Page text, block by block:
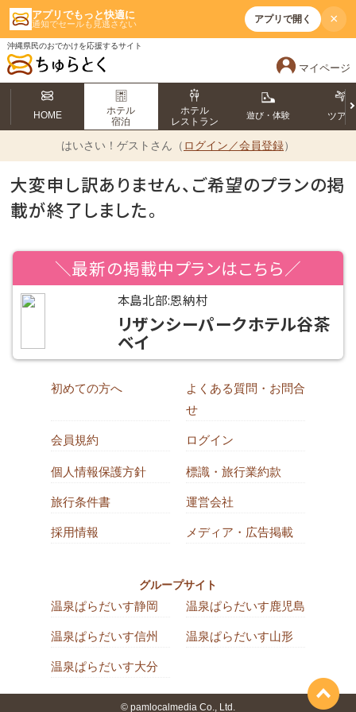
アプリでもっと快適に
通知でセールも見逃さない アプリで開く ×
沖縄県民のおでかけを応援するサイト
マイページ
HOME
ホテル
宿泊
ホテル
レストラン
遊び・体験 ツアー
はいさい！ ゲストさん（ ログイン／会員登録）
大変申し訳ありません、ご希望のプランの掲
載が終了しました。
＼最新の掲載中プランはこちら／
本島北部:恩納村
リザンシーパークホテル谷茶
ベイ
初めての方へ
よくある質問・お問合
せ
会員規約 ログイン
個人情報保護方針 標識・旅行業約款
旅行条件書 運営会社
採用情報 メディア・広告掲載
グループサイト
温泉ぱらだいす静岡 温泉ぱらだいす鹿児島
温泉ぱらだいす信州 温泉ぱらだいす山形
温泉ぱらだいす大分
© pamlocalmedia Co., Ltd.